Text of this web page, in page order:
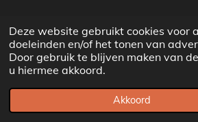
Deze website gebruikt cookies voor
doeleinden en/of het tonen van
Door gebruik te blijven maken van
u hiermee akkoord.
Akkoord